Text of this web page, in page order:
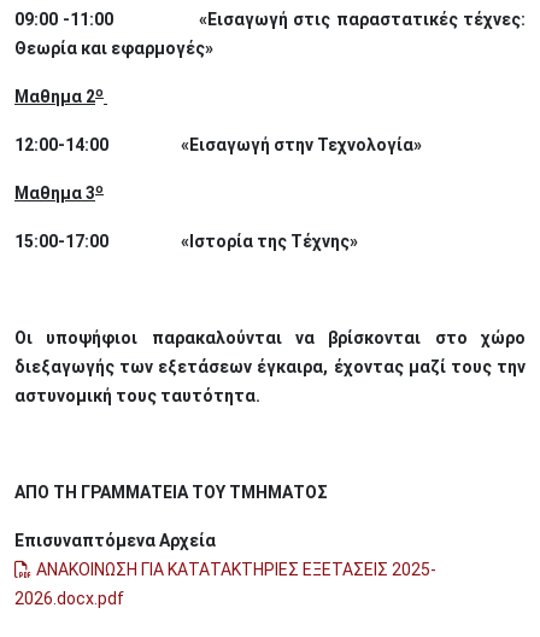
09:00 -11:00 «Εισαγωγή στις παραστατικές τέχνες:
Θεωρία και εφαρμογές»
Μαθημα 2ο
12:00-14:00 «Εισαγωγή στην Τεχνολογία»
Μαθημα 3ο
15:00-17:00 «Ιστορία της Τέχνης»
Οι υποψήφιοι παρακαλούνται να βρίσκονται στο χώρο
διεξαγωγής των εξετάσεων έγκαιρα, έχοντας μαζί τους την
αστυνομική τους ταυτότητα.
ΑΠΟ ΤΗ ΓΡΑΜΜΑΤΕΙΑ ΤΟΥ ΤΜΗΜΑΤΟΣ
Επισυναπτόμενα Αρχεία
ΑΝΑΚΟΙΝΩΣΗ ΓΙΑ ΚΑΤΑΤΑΚΤΗΡΙΕΣ ΕΞΕΤΑΣΕΙΣ 2025-
2026.docx.pdf